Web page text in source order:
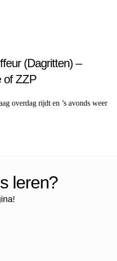
(Dagritten) –
of ZZP
overdag rijdt en ’s avonds weer
leren?